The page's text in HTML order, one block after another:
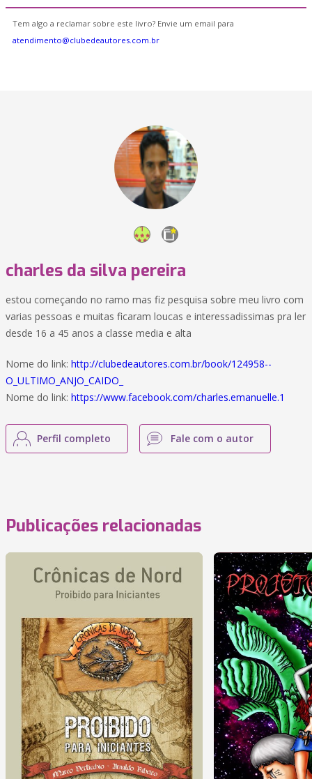
Tem algo a reclamar sobre este livro? Envie um email para
atendimento@clubedeautores.com.br
charles da silva pereira
estou começando no ramo mas fiz pesquisa sobre meu livro com
varias pessoas e muitas ficaram loucas e interessadissimas pra ler
desde 16 a 45 anos a classe media e alta
Nome do link: http://clubedeautores.com.br/book/124958--
O_ULTIMO_ANJO_CAIDO_
Nome do link: https://www.facebook.com/charles.emanuelle.1
Perfil completo Fale com o autor
Publicações relacionadas